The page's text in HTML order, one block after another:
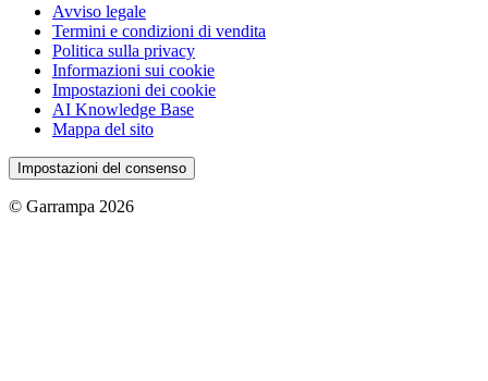
Avviso legale
Termini e condizioni di vendita
Politica sulla privacy
Informazioni sui cookie
Impostazioni dei cookie
AI Knowledge Base
Mappa del sito
Impostazioni del consenso
© Garrampa 2026